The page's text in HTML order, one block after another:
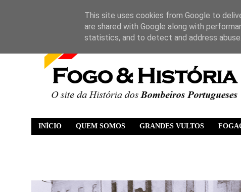
INÍCIO QUEM SOMOS GRANDES VULTOS
This site uses cookies from Google to
are shared with Google along with
statistics, and to detect and address abuse.